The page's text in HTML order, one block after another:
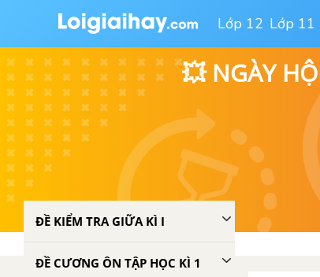
Lớp 12 Lớp 11
💥 NGÀY
ĐỀ KIỂM TRA GIỮA KÌ I
ĐỀ CƯƠNG ÔN TẬP HỌC KÌ 1